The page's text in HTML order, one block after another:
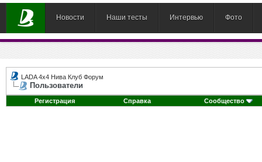
Новости Наши тесты Интервью Фото
LADA 4x4 Нива Клуб Форум
Пользователи
Регистрация Справка Сообщество